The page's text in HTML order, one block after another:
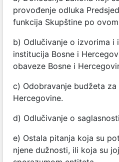
provođenje odluka
funkcija Skupštine po
b) Odlučivanje o izvorima i
institucija Bosne i
obaveze Bosne i
c) Odobravanje budžeta
Hercegovine.
d) Odlučivanje o
e) Ostala pitanja koja su
njene dužnosti, ili koja su